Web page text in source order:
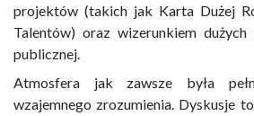
projektów (takich jak Karta Dużej
Talentów) oraz wizerunkiem
publicznej.
Atmosfera jak zawsze była
wzajemnego zrozumienia. Dyskusje